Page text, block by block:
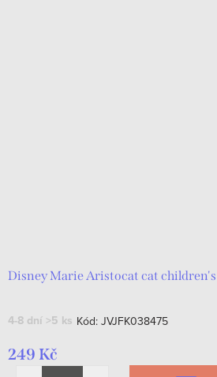
Disney Marie Aristocat cat
4-8 dní >5 ks Kód: JVJFK038475
249 Kč